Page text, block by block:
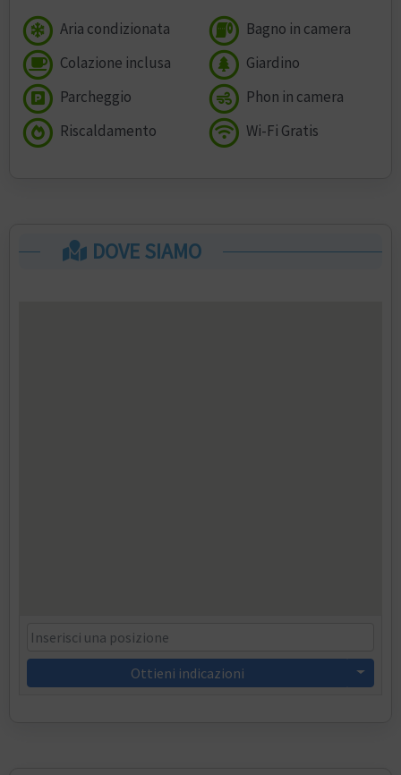
Aria condizionata
Bagno in camera
Colazione inclusa
Giardino
Parcheggio
Phon in camera
Riscaldamento
Wi-Fi Gratis
DOVE SIAMO
Ottieni indicazioni